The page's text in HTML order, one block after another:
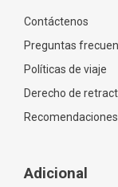
Contáctenos
Preguntas
Políticas de viaje
Derecho de
Adicional